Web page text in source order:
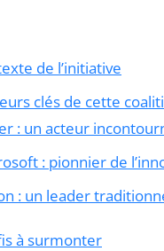
de l’initiative
clés de cette
: un acteur
: pionnier de
: un leader
à surmonter